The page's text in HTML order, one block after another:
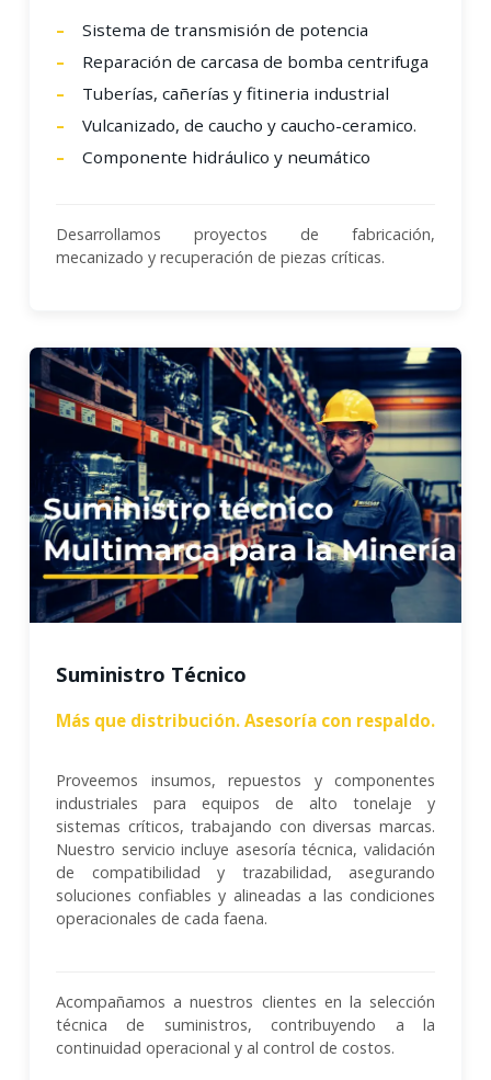
Sistema de transmisión de potencia
Reparación de carcasa de bomba centrifuga
Tuberías, cañerías y fitineria industrial
Vulcanizado, de caucho y caucho-ceramico.
Componente hidráulico y neumático
Desarrollamos proyectos de fabricación,
mecanizado y recuperación de piezas críticas.
Suministro Técnico
Más que distribución. Asesoría con respaldo.
Proveemos insumos, repuestos y componentes
industriales para equipos de alto tonelaje y
sistemas críticos, trabajando con diversas marcas.
Nuestro servicio incluye asesoría técnica, validación
de compatibilidad y trazabilidad, asegurando
soluciones confiables y alineadas a las condiciones
operacionales de cada faena.
Acompañamos a nuestros clientes en la selección
técnica de suministros, contribuyendo a la
continuidad operacional y al control de costos.